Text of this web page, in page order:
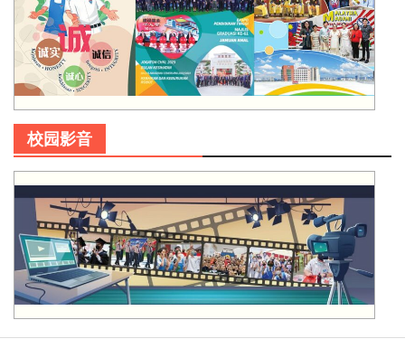
校园影音